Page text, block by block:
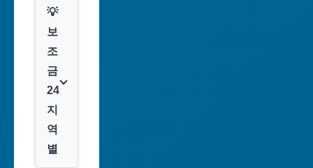
💡
보
조
금
24
지
역
별